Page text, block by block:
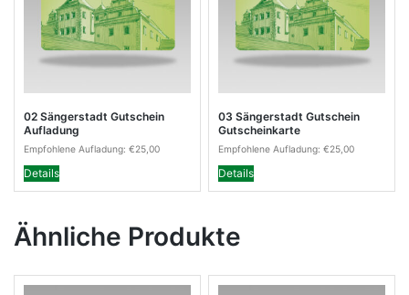
02 Sängerstadt Gutschein
Aufladung
Empfohlene Aufladung: €25,00
Details
03 Sängerstadt Gutschein
Gutscheinkarte
Empfohlene Aufladung: €25,00
Details
Ähnliche Produkte